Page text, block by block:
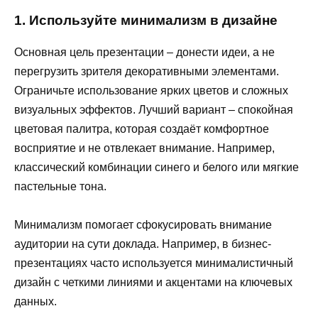
1. Используйте минимализм в дизайне
Основная цель презентации – донести идеи, а не
перегрузить зрителя декоративными элементами.
Ограничьте использование ярких цветов и сложных
визуальных эффектов. Лучший вариант – спокойная
цветовая палитра, которая создаёт комфортное
восприятие и не отвлекает внимание. Например,
классический комбинации синего и белого или мягкие
пастельные тона.
Минимализм помогает сфокусировать внимание
аудитории на сути доклада. Например, в бизнес-
презентациях часто используется минималистичный
дизайн с четкими линиями и акцентами на ключевых
данных.